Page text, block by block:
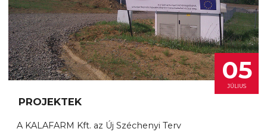
05
JÚLIUS
PROJEKTEK
A KALAFARM Kft. az Új Széchenyi Terv